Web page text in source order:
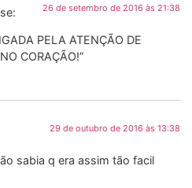
26 de setembro de 2016 às 21:38
PELA ATENÇÃO DE
CORAÇÃO!”
29 de outubro de 2016 às 13:38
sabia q era assim tão facil